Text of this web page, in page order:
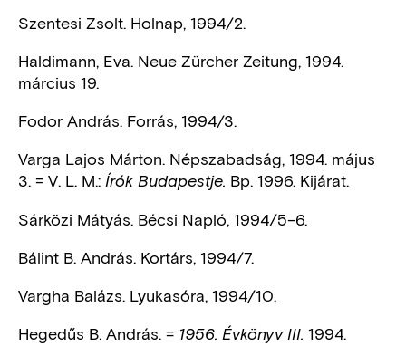
Szentesi Zsolt. Holnap, 1994/2.
Haldimann, Eva. Neue Zürcher Zeitung, 1994.
március 19.
Fodor András. Forrás, 1994/3.
Varga Lajos Márton. Népszabadság, 1994. május
3. = V. L. M.: Írók Budapestje. Bp. 1996. Kijárat.
Sárközi Mátyás. Bécsi Napló, 1994/5–6.
Bálint B. András. Kortárs, 1994/7.
Vargha Balázs. Lyukasóra, 1994/10.
Hegedűs B. András. = 1956. Évkönyv III. 1994.